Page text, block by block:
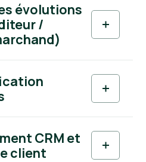
évolutions
/
CRM et
client